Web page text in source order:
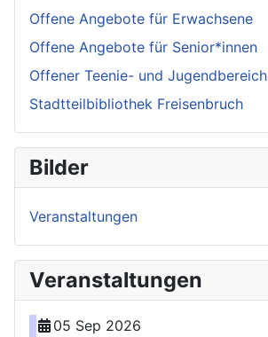
Offene Angebote für Erwachsene
Offene Angebote für Senior*innen
Offener Teenie- und Jugendbereich
Stadtteilbibliothek Freisenbruch
Bilder
Veranstaltungen
Veranstaltungen
05 Sep 2026